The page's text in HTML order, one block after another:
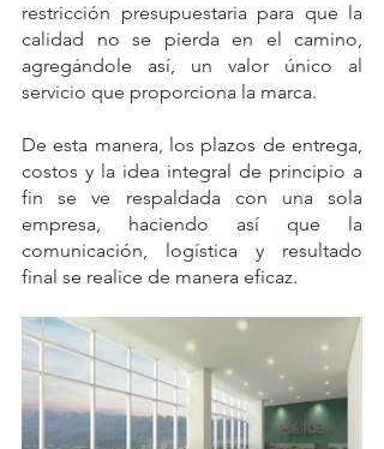
restricción presupuestaria para que la
calidad no se pierda en el camino,
agregándole así, un valor único al
servicio que proporciona la marca.
De esta manera, los plazos de entrega,
costos y la idea integral de principio a
fin se ve respaldada con una sola
empresa, haciendo así que la
comunicación, logística y resultado
final se realice de manera eficaz.